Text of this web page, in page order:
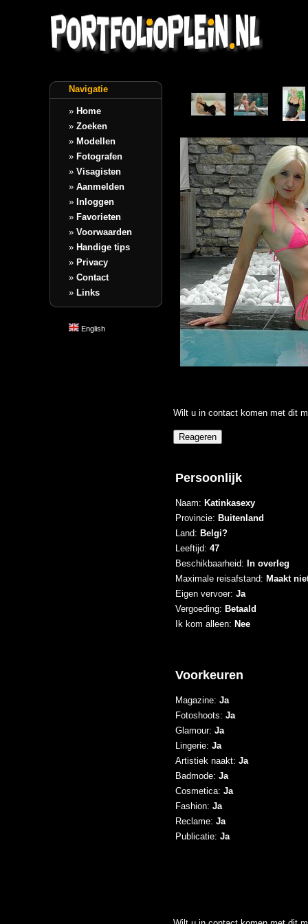
Navigatie
» Home
» Zoeken
» Modellen
» Fotografen
» Visagisten
» Aanmelden
» Inloggen
» Favorieten
» Voorwaarden
» Handige tips
» Privacy
» Contact
» Links
English
Wilt u in contact komen met dit
Persoonlijk
Naam: Katinkasexy
Provincie: Buitenland
Land: Belgi?
Leeftijd: 47
Beschikbaarheid: In overleg
Maximale reisafstand: Maakt
Eigen vervoer: Ja
Vergoeding: Betaald
Ik kom alleen: Nee
Voorkeuren
Magazine: Ja
Fotoshoots: Ja
Glamour: Ja
Lingerie: Ja
Artistiek naakt: Ja
Badmode: Ja
Cosmetica: Ja
Fashion: Ja
Reclame: Ja
Publicatie: Ja